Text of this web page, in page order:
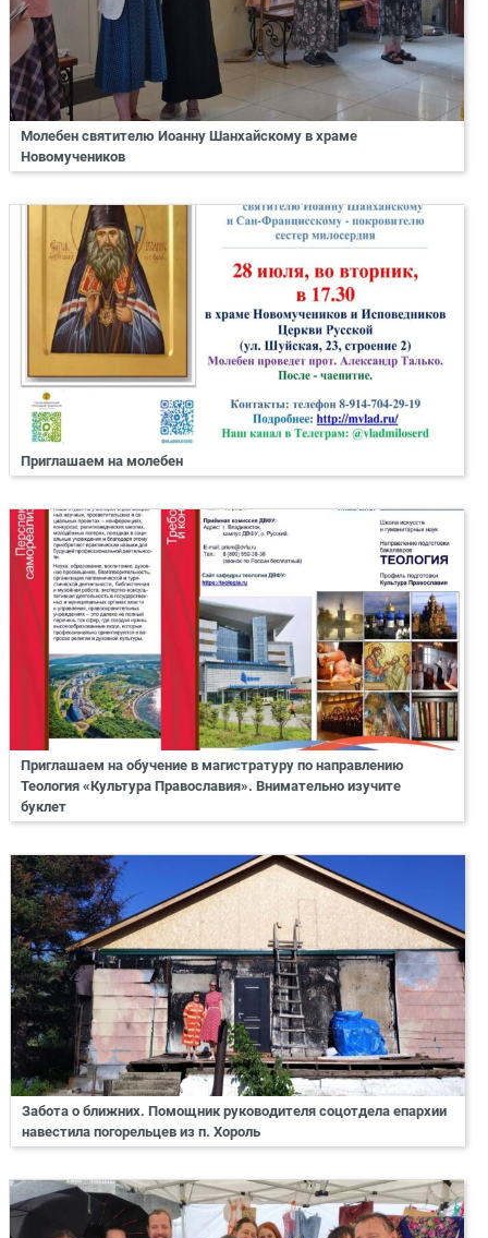
Молебен святителю Иоанну Шанхайскому в храме
Новомучеников
Приглашаем на молебен
Приглашаем на обучение в магистратуру по направлению
Теология «Культура Православия». Внимательно изучите
буклет
Забота о ближних. Помощник руководителя соцотдела епархии
навестила погорельцев из п. Хороль